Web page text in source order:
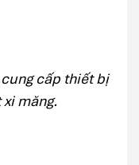
cấp thiết bị
măng.